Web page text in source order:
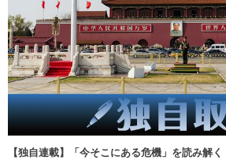
【独自連載】「今そこにある危機」を読み解